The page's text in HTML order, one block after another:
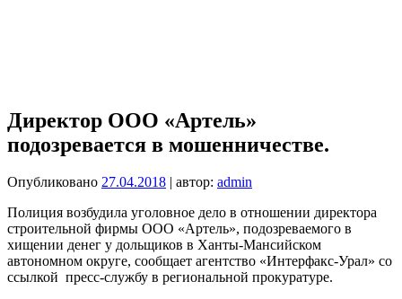
Директор ООО «Артель»
подозревается в мошенничестве.
Опубликовано 27.04.2018 | автор: admin
Полиция возбудила уголовное дело в отношении директора
строительной фирмы ООО «Артель», подозреваемого в
хищении денег у дольщиков в Ханты-Мансийском
автономном округе, сообщает агентство «Интерфакс-Урал» со
ссылкой пресс-службу в региональной прокуратуре.